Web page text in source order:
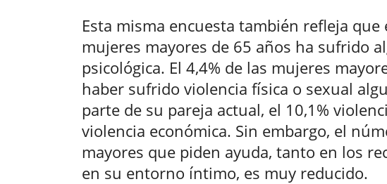
Esta misma encuesta también refleja que
mujeres mayores de 65 años ha sufrido
psicológica. El 4,4% de las mujeres
haber sufrido violencia física o sexual
parte de su pareja actual, el 10,1%
violencia económica. Sin embargo, el
mayores que piden ayuda, tanto en los
en su entorno íntimo, es muy reducido.